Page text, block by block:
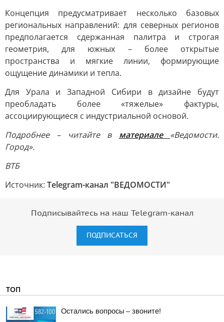
Концепция предусматривает несколько базовых
региональных направлений: для северных регионов
предполагается сдержанная палитра и строгая
геометрия, для южных – более открытые
пространства и мягкие линии, формирующие
ощущение динамики и тепла.
Для Урала и Западной Сибири в дизайне будут
преобладать более «тяжелые» фактуры,
ассоциирующиеся с индустриальной основой.
Подробнее – читайте в материале «Ведомости.
Город».
ВТБ
Источник: Telegram-канал "ВЕДОМОСТИ"
Подписывайтесь на наш Telegram-канал
ПОДПИСАТЬСЯ
ТОП
Остались вопросы – звоните!